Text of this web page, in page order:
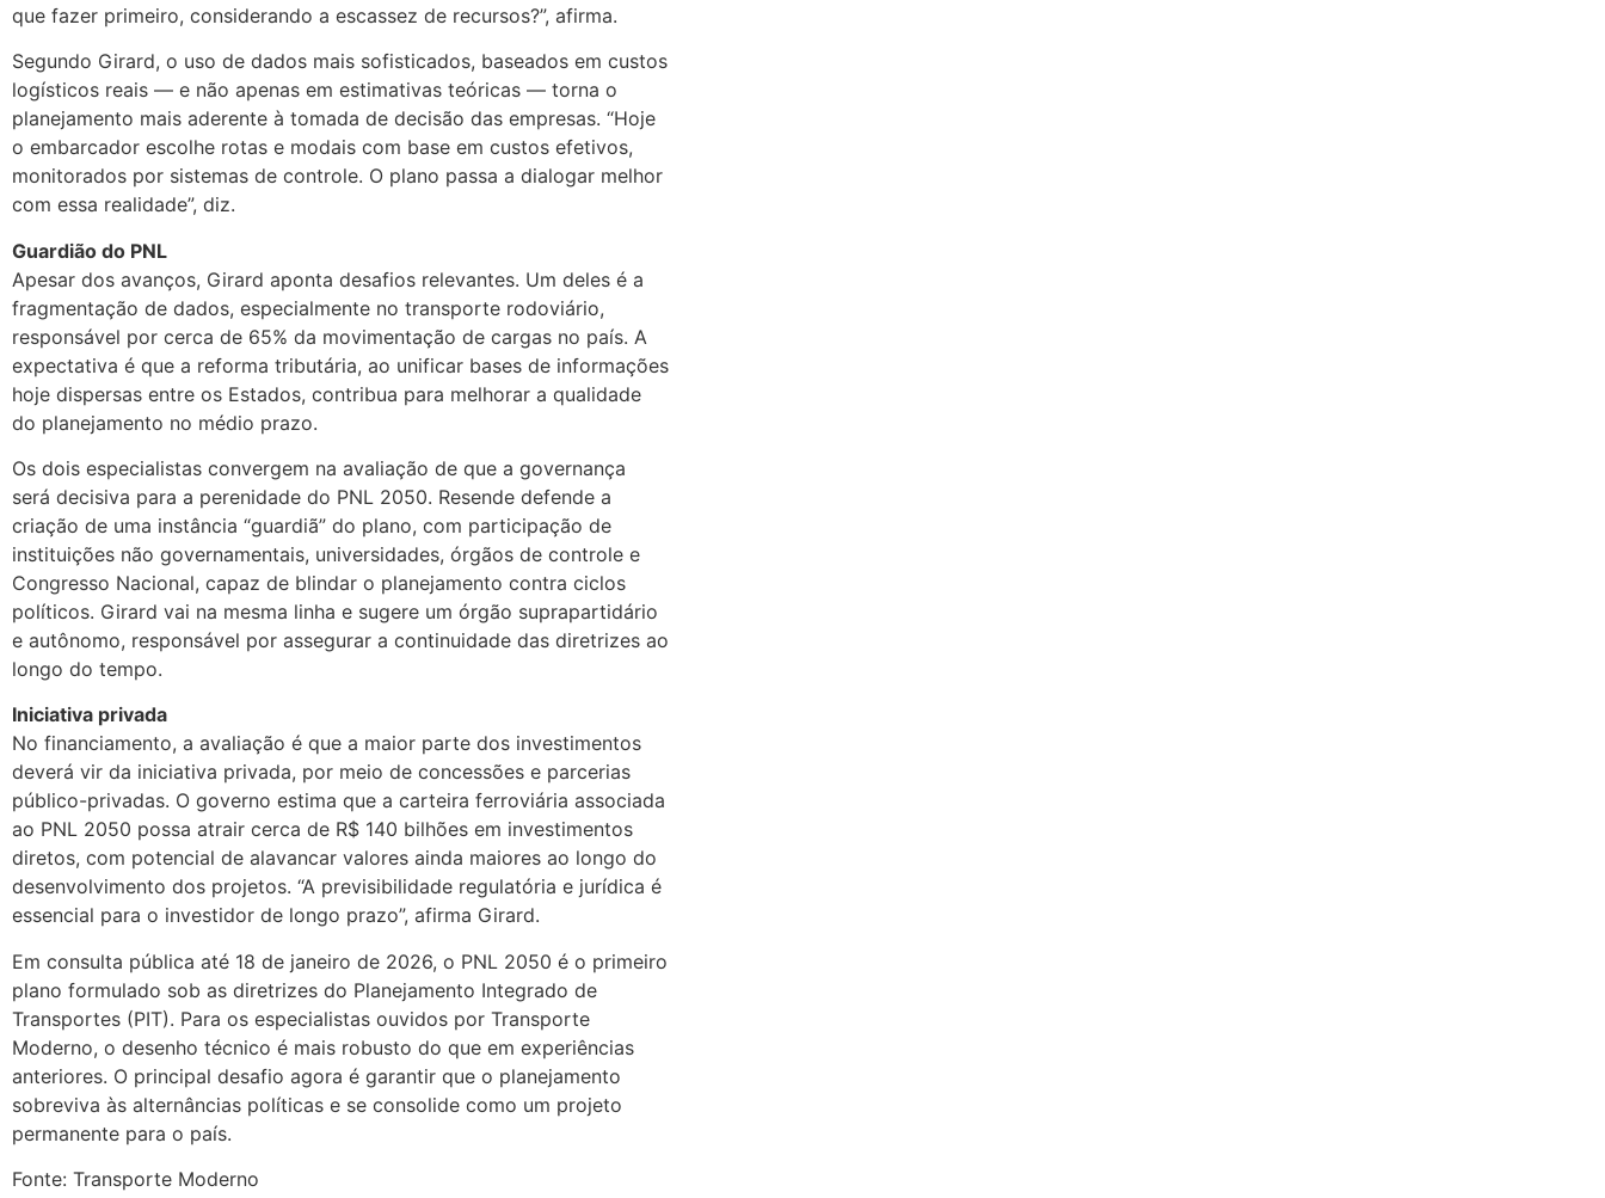
que fazer primeiro, considerando a escassez de recursos?”, afirma.
Segundo Girard, o uso de dados mais sofisticados, baseados em custos
logísticos reais — e não apenas em estimativas teóricas — torna o
planejamento mais aderente à tomada de decisão das empresas. “Hoje
o embarcador escolhe rotas e modais com base em custos efetivos,
monitorados por sistemas de controle. O plano passa a dialogar melhor
com essa realidade”, diz.
Guardião do PNL
Apesar dos avanços, Girard aponta desafios relevantes. Um deles é a
fragmentação de dados, especialmente no transporte rodoviário,
responsável por cerca de 65% da movimentação de cargas no país. A
expectativa é que a reforma tributária, ao unificar bases de informações
hoje dispersas entre os Estados, contribua para melhorar a qualidade
do planejamento no médio prazo.
Os dois especialistas convergem na avaliação de que a governança
será decisiva para a perenidade do PNL 2050. Resende defende a
criação de uma instância “guardiã” do plano, com participação de
instituições não governamentais, universidades, órgãos de controle e
Congresso Nacional, capaz de blindar o planejamento contra ciclos
políticos. Girard vai na mesma linha e sugere um órgão suprapartidário
e autônomo, responsável por assegurar a continuidade das diretrizes ao
longo do tempo.
Iniciativa privada
No financiamento, a avaliação é que a maior parte dos investimentos
deverá vir da iniciativa privada, por meio de concessões e parcerias
público-privadas. O governo estima que a carteira ferroviária associada
ao PNL 2050 possa atrair cerca de R$ 140 bilhões em investimentos
diretos, com potencial de alavancar valores ainda maiores ao longo do
desenvolvimento dos projetos. “A previsibilidade regulatória e jurídica é
essencial para o investidor de longo prazo”, afirma Girard.
Em consulta pública até 18 de janeiro de 2026, o PNL 2050 é o primeiro
plano formulado sob as diretrizes do Planejamento Integrado de
Transportes (PIT). Para os especialistas ouvidos por Transporte
Moderno, o desenho técnico é mais robusto do que em experiências
anteriores. O principal desafio agora é garantir que o planejamento
sobreviva às alternâncias políticas e se consolide como um projeto
permanente para o país.
Fonte: Transporte Moderno